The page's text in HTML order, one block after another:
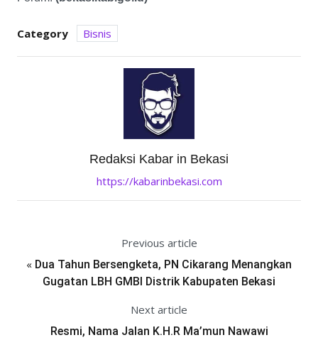
Category Bisnis
Redaksi Kabar in Bekasi
https://kabarinbekasi.com
Previous article
« Dua Tahun Bersengketa, PN Cikarang Menangkan
Gugatan LBH GMBI Distrik Kabupaten Bekasi
Next article
Resmi, Nama Jalan K.H.R Ma’mun Nawawi